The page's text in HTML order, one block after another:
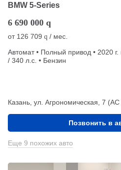
BMW 5-Series
6 690 000 q
от 126 709 q / мес.
Автомат • Полный привод • 2020 г.
/ 340 л.с. • Бензин
Казань, ул. Агрономическая, 7 (АС
Позвонить в
Еще 9 похожих авто